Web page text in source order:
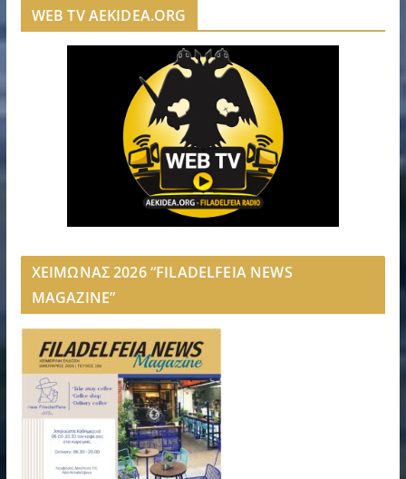
WEB TV AEKIDEA.ORG
ΧΕΙΜΩΝΑΣ 2026 “FILADELFEIA NEWS
MAGAZINE”